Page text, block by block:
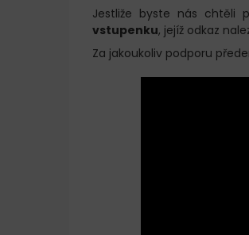
Jestliže byste nás chtěli
vstupenku, jejíž odkaz
Za jakoukoliv podporu